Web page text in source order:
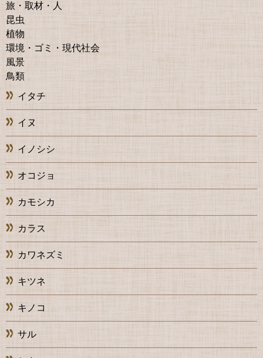
旅・取材・人
昆虫
植物
環境・ゴミ・現代社会
風景
鳥類
イタチ
イヌ
イノシシ
オコジョ
カモシカ
カラス
カワネズミ
キツネ
キノコ
サル